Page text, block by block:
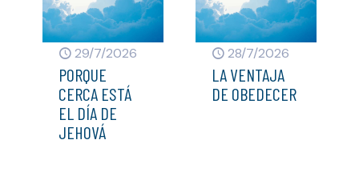
29/7/2026
PORQUE
CERCA ESTÁ
EL DÍA DE
JEHOVÁ
28/7/2026
LA VENTAJA
DE OBEDECER